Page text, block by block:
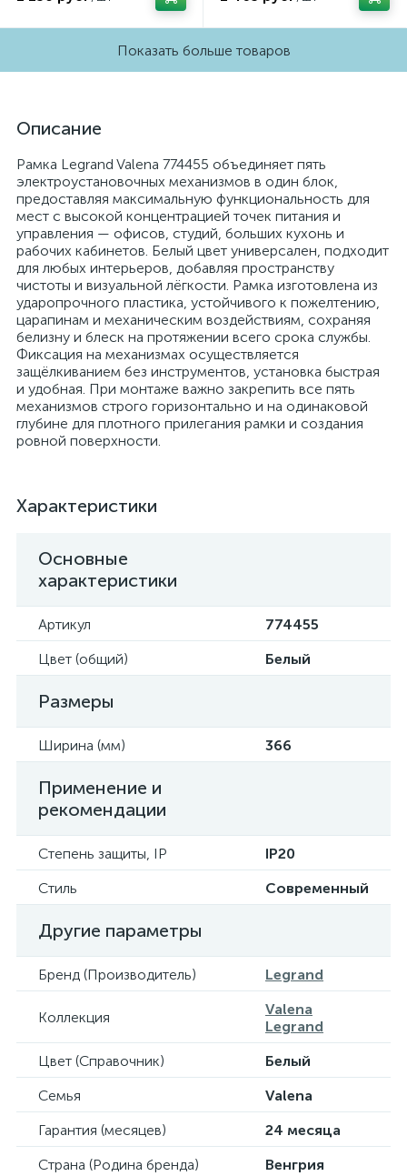
Показать больше товаров
Описание
Рамка Legrand Valena 774455 объединяет пять
электроустановочных механизмов в один блок,
предоставляя максимальную функциональность для
мест с высокой концентрацией точек питания и
управления — офисов, студий, больших кухонь и
рабочих кабинетов. Белый цвет универсален, подходит
для любых интерьеров, добавляя пространству
чистоты и визуальной лёгкости. Рамка изготовлена из
ударопрочного пластика, устойчивого к пожелтению,
царапинам и механическим воздействиям, сохраняя
белизну и блеск на протяжении всего срока службы.
Фиксация на механизмах осуществляется
защёлкиванием без инструментов, установка быстрая
и удобная. При монтаже важно закрепить все пять
механизмов строго горизонтально и на одинаковой
глубине для плотного прилегания рамки и создания
ровной поверхности.
Характеристики
Основные
характеристики
Артикул
774455
Цвет (общий)
Белый
Размеры
Ширина (мм) 366
Применение и
рекомендации
Степень защиты, IP
IP20
Стиль
Современный
Другие параметры
Бренд (Производитель) Legrand
Коллекция
Valena
Legrand
Цвет (Справочник)
Белый
Семья
Valena
Гарантия (месяцев)
24 месяца
Страна (Родина бренда)
Венгрия